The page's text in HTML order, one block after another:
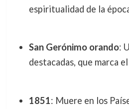
espiritualidad de la
San Gerónimo orando:
destacadas, que marca
1851: Muere en los